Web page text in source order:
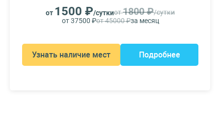
от 1500 ₽/суткиот1800 ₽/сутки
от 37500 ₽от 45000 ₽за месяц
Узнать наличие мест Подробнее